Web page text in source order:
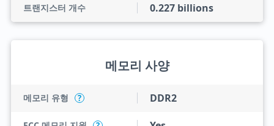
트랜지스터 개수 0.227 billions
메모리 사양
메모리 유형 ? DDR2